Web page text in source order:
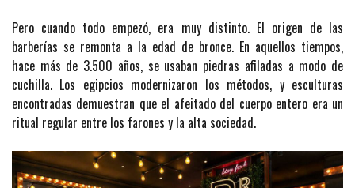
Pero cuando todo empezó, era muy distinto. El origen de las
barberías se remonta a la edad de bronce. En aquellos tiempos,
hace más de 3.500 años, se usaban piedras afiladas a modo de
cuchilla. Los egipcios modernizaron los métodos, y esculturas
encontradas demuestran que el afeitado del cuerpo entero era un
ritual regular entre los farones y la alta sociedad.